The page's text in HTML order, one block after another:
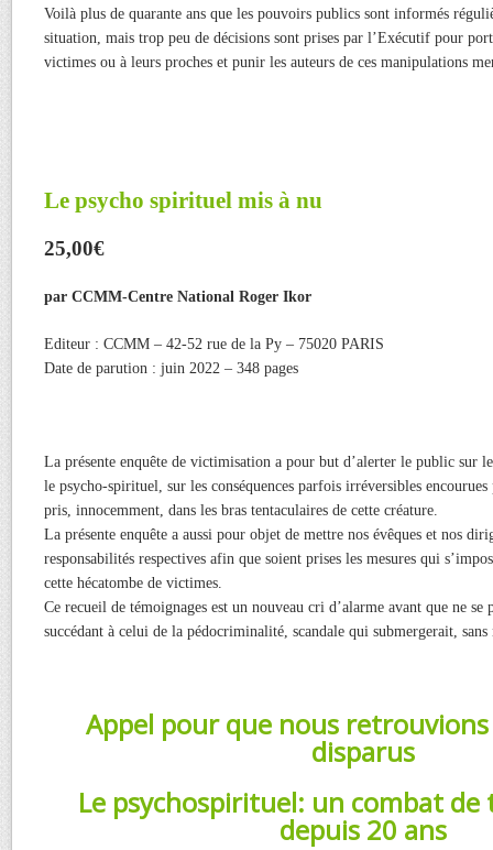
Voilà plus de quarante ans que les pouvoirs publics sont informés
situation, mais trop peu de décisions sont prises par l’Exécutif pour
victimes ou à leurs proches et punir les auteurs de ces manipulations
Le psycho spirituel mis à nu
25,00€
par CCMM-Centre National Roger Ikor
Editeur : CCMM – 42-52 rue de la Py – 75020 PARIS
Date de parution : juin 2022 – 348 pages
La présente enquête de victimisation a pour but d’alerter le public sur
le psycho-spirituel, sur les conséquences parfois irréversibles
pris, innocemment, dans les bras tentaculaires de cette créature.
La présente enquête a aussi pour objet de mettre nos évêques et nos
responsabilités respectives afin que soient prises les mesures qui
cette hécatombe de victimes.
Ce recueil de témoignages est un nouveau cri d’alarme avant que ne se
succédant à celui de la pédocriminalité, scandale qui submergerait,
Appel pour que nous
disparus
Le psychospirituel: un combat de
depuis 20 ans